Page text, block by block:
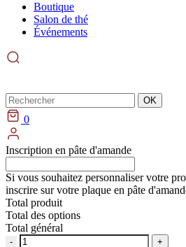
Boutique
Salon de thé
Événements
Rechercher OK
0
Inscription en pâte d'amande
Si vous souhaitez personnaliser votre
inscrire sur votre plaque en pâte
Total produit
Total des options
Total général
Quantité